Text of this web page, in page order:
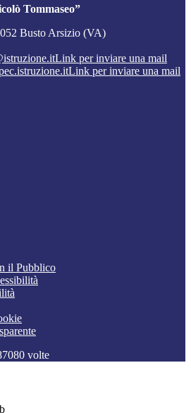
Tommaseo”
Busto Arsizio (VA)
Link per inviare una mail
Link per inviare una mail
il Pubblico
volte